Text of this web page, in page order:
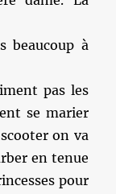
beaucoup à
pas les
se marier
on va
en tenue
pour